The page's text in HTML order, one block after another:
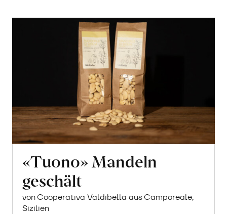
«Tuono» Mandeln
geschält
von Cooperativa Valdibella aus Camporeale,
Sizilien